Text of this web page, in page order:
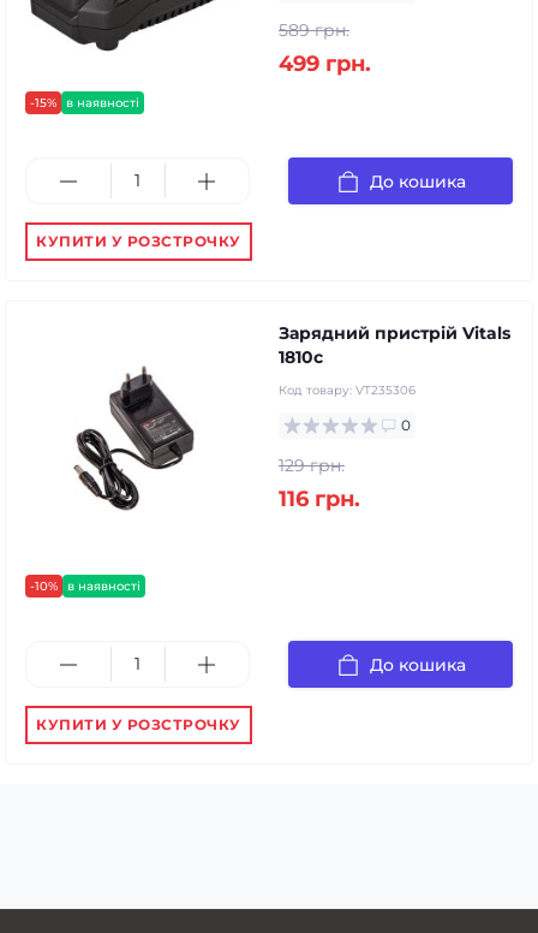
-15% в наявності
589 грн.
499 грн.
До кошика
КУПИТИ У РОЗСТРОЧКУ
-10% в наявності
Зарядний пристрій Vitals
1810c
Код товару: VT235306
0
129 грн.
116 грн.
До кошика
КУПИТИ У РОЗСТРОЧКУ